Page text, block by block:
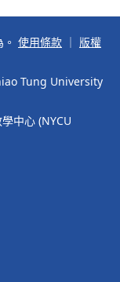
使用條款
版權
Tung University
中心 (NYCU